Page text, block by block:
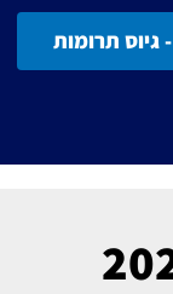
תרומות